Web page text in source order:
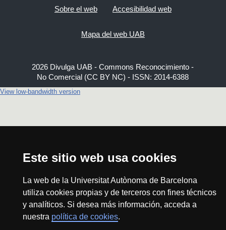
Este sitio web usa cookies
La web de la Universitat Autònoma de Barcelona
utiliza cookies propias y de terceros con fines técnicos
y analíticos. Si desea más información, acceda a
nuestra política de cookies.
Sobre el web Accesibilidad web
Mapa del web UAB
2026 Divulga UAB - Commons Reconocimiento -
No Comercial (CC BY NC) - ISSN: 2014-6388
View low-bandwidth version